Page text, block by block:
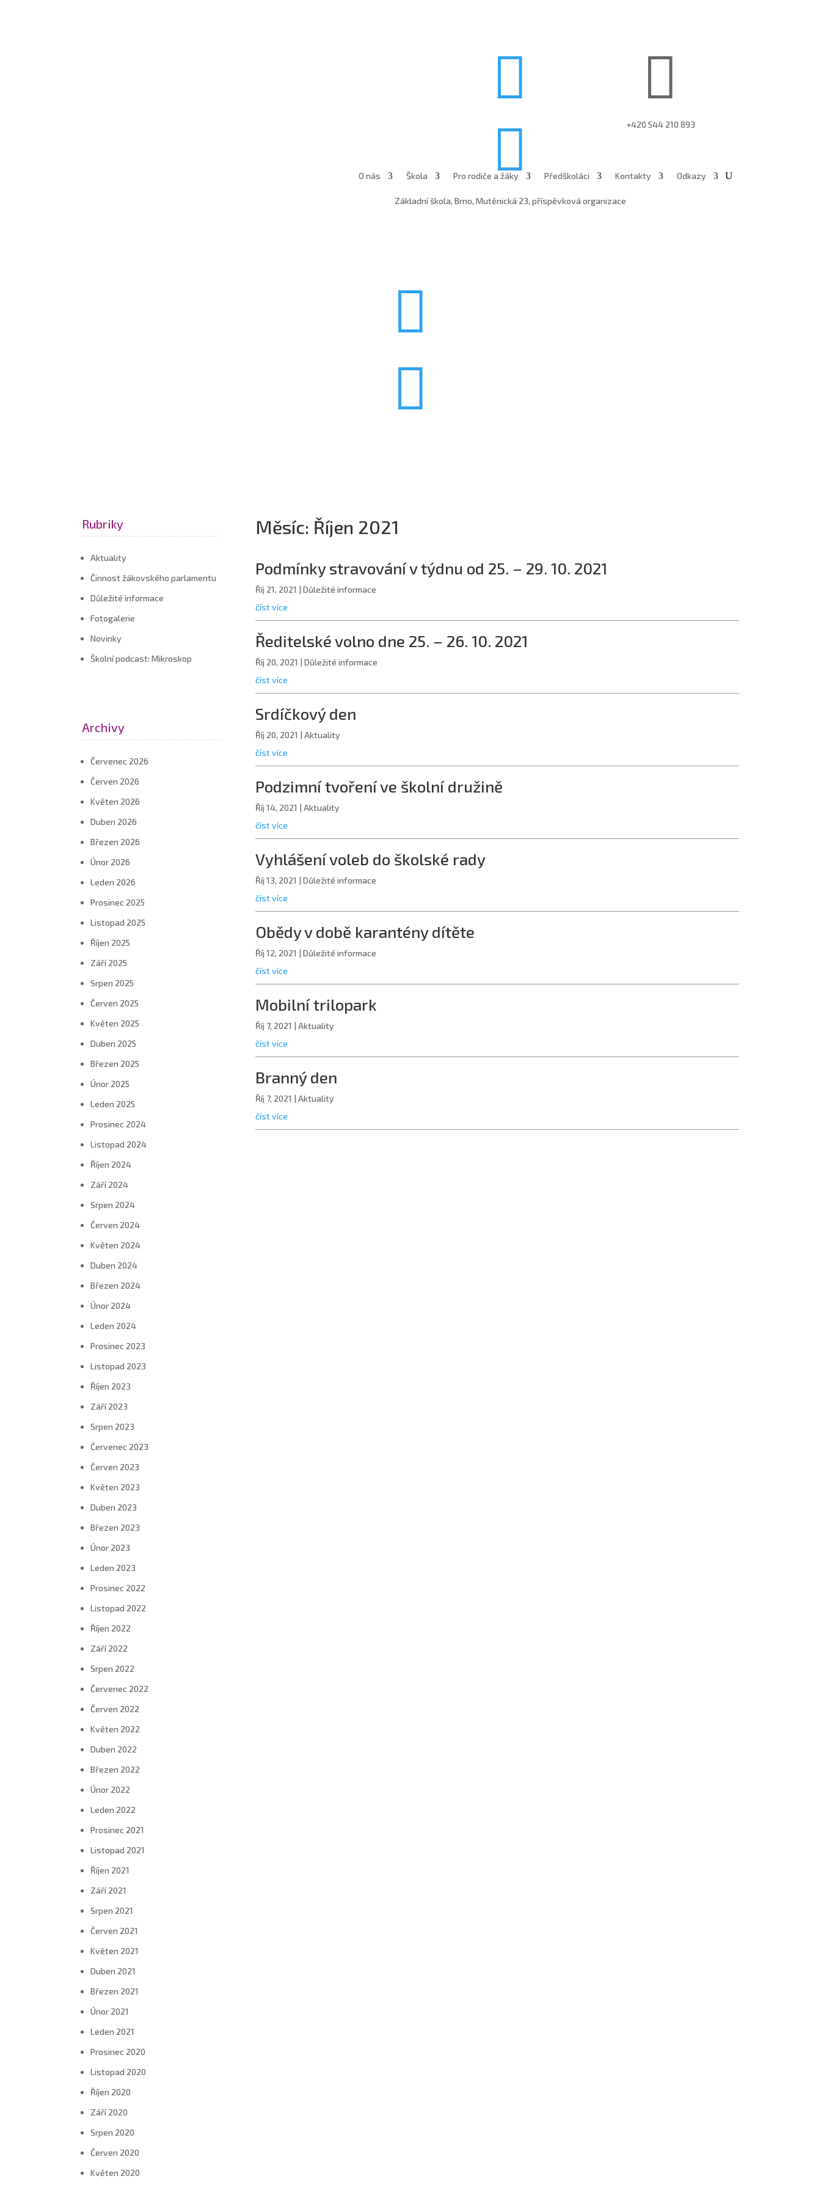


Základní škola, Brno, Mutěnická 23, příspěvková organizace

+420 544 210 893
O nás Škola Pro rodiče a žáky Předškoláci Kontakty Odkazy


Rubriky
Aktuality
Činnost žákovského parlamentu
Důležité informace
Fotogalerie
Novinky
Školní podcast: Mikroskop
Archivy
Červenec 2026
Červen 2026
Květen 2026
Duben 2026
Březen 2026
Únor 2026
Leden 2026
Prosinec 2025
Listopad 2025
Říjen 2025
Září 2025
Srpen 2025
Červen 2025
Květen 2025
Duben 2025
Březen 2025
Únor 2025
Leden 2025
Prosinec 2024
Listopad 2024
Říjen 2024
Září 2024
Srpen 2024
Červen 2024
Květen 2024
Duben 2024
Březen 2024
Únor 2024
Leden 2024
Prosinec 2023
Listopad 2023
Říjen 2023
Září 2023
Srpen 2023
Červenec 2023
Červen 2023
Květen 2023
Duben 2023
Březen 2023
Únor 2023
Leden 2023
Prosinec 2022
Listopad 2022
Říjen 2022
Září 2022
Srpen 2022
Červenec 2022
Červen 2022
Květen 2022
Duben 2022
Březen 2022
Únor 2022
Leden 2022
Prosinec 2021
Listopad 2021
Říjen 2021
Září 2021
Srpen 2021
Červen 2021
Květen 2021
Duben 2021
Březen 2021
Únor 2021
Leden 2021
Prosinec 2020
Listopad 2020
Říjen 2020
Září 2020
Srpen 2020
Červen 2020
Květen 2020
Měsíc: Říjen 2021
Podmínky stravování v týdnu od 25. – 29. 10. 2021
Říj 21, 2021 | Důležité informace
číst více
Ředitelské volno dne 25. – 26. 10. 2021
Říj 20, 2021 | Důležité informace
číst více
Srdíčkový den
Říj 20, 2021 | Aktuality
číst více
Podzimní tvoření ve školní družině
Říj 14, 2021 | Aktuality
číst více
Vyhlášení voleb do školské rady
Říj 13, 2021 | Důležité informace
číst více
Obědy v době karantény dítěte
Říj 12, 2021 | Důležité informace
číst více
Mobilní trilopark
Říj 7, 2021 | Aktuality
číst více
Branný den
Říj 7, 2021 | Aktuality
číst více